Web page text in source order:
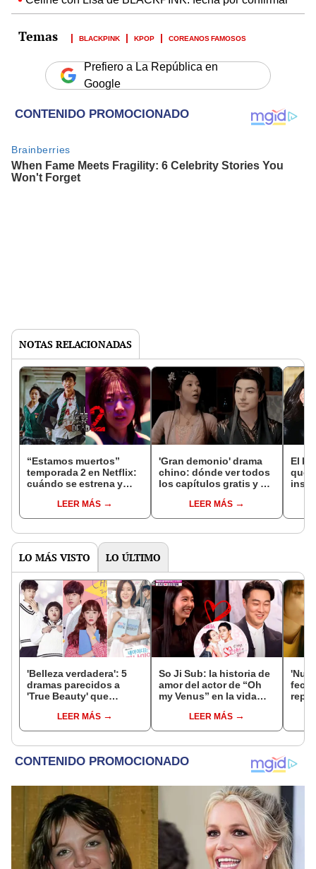
BLACKPINK KPOP COREANOS FAMOSOS
Prefiero a La República en
Google
NOTAS RELACIONADAS
“Estamos muertos”
temporada 2 en Netflix:
cuándo se estrena y
temporadaLEER MÁS
'Gran demonio' drama
chino: dónde ver todos
los capítulos gratis y en
LEER MÁS
El k-
que
LO MÁS VISTO LO ÚLTIMO
'Belleza verdadera': 5
dramas parecidos a
'True Beauty' que
streaming hoy mismo
LEER MÁS
So Ji Sub: la historia de
amor del actor de “Oh
my Venus” en la vida
LEER MÁS